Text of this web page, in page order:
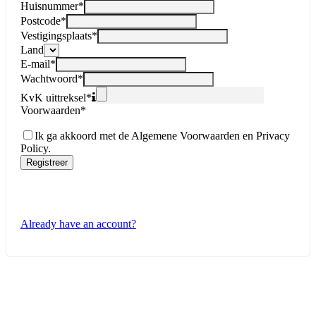
Huisnummer*
Postcode*
Vestigingsplaats*
Land
E-mail*
Wachtwoord*
KvK uittreksel*
Voorwaarden*
Ik ga akkoord met de Algemene Voorwaarden en Privacy
Policy.
Registreer
Already have an account?